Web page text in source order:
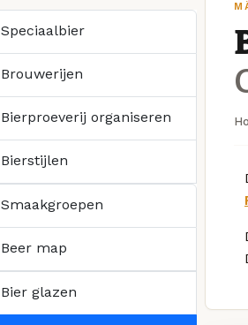
Speciaalbier
Brouwerijen
Bierproeverij organiseren
Bierstijlen
Smaakgroepen
Beer map
Bier glazen